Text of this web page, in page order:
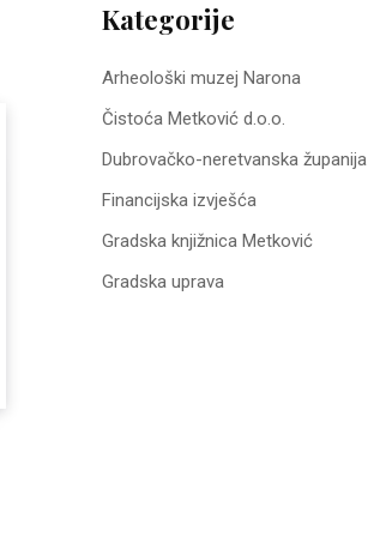
Kategorije
Arheološki muzej Narona
Čistoća Metković d.o.o.
Dubrovačko-neretvanska županija
Financijska izvješća
Gradska knjižnica Metković
Gradska uprava